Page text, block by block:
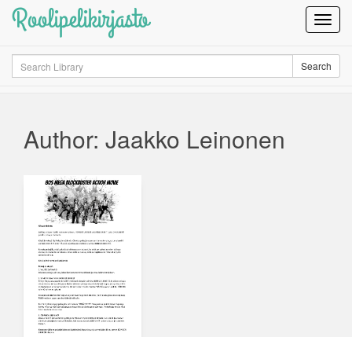
Roolipelikirjasto
Search Search
Author: Jaakko Leinonen